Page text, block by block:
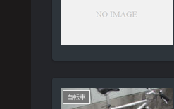
自転車